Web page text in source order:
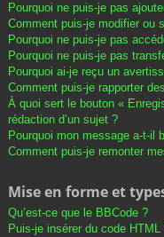
Pourquoi ne puis-je pas
Comment puis-je modifier ou
Pourquoi ne puis-je pas
Pourquoi ne puis-je pas
Pourquoi ai-je reçu un
Comment puis-je rapporter
À quoi sert le bouton «
rédaction d’un sujet ?
Pourquoi mon message a-t-il
Comment puis-je remonter
Mise en forme et
Qu’est-ce que le BBCode ?
Puis-je insérer du code HTML